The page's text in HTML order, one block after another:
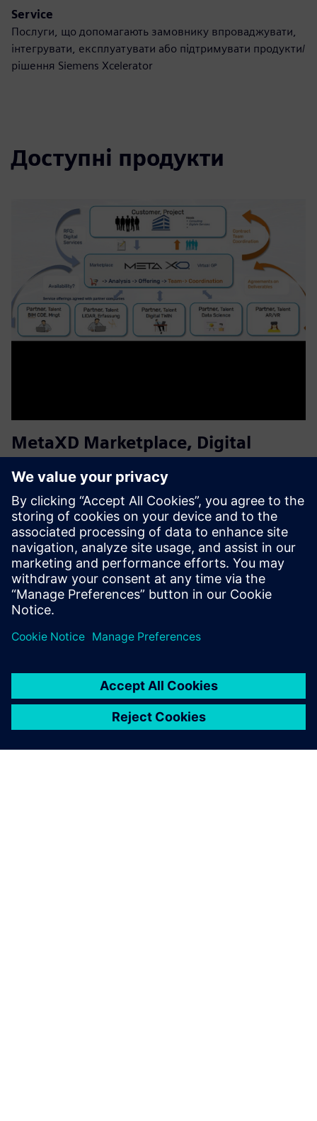
Service
Послуги, що допомагають замовнику впроваджувати,
інтегрувати, експлуатувати або підтримувати продукти/
рішення Siemens Xcelerator
Доступні продукти
MetaXD Marketplace, Digital
MetaXD пропонує платформу та екосистему для
постачальників цифрових послуг у будівельній галузі.
Як віртуальний генеральний підрядник, MetaXD збирає
проектні команди з цифровими талантами партнерів та
координує їх для клієнта.
Докладніше